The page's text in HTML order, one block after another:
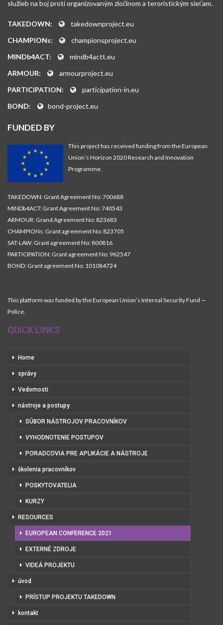
služieb na boj proti organizovaným zločinom a teroristickým sieťam.
TAKEDOWN:
takedownproject.eu
CHAMPIONs:
championsproject.eu
MINDb4ACT:
mindb4actt.eu
ARMOUR:
armourproject.eu
PARTICIPATION:
participation-in.eu
BOND:
bond-project.eu
FUNDED BY
This project has received funding from the European
Union’s Horizon 2020 Research and Innovation
Programme.
TAKEDOWN: Grant Agreement No: 700688
MINDb4ACT: Grant Agreement No: 740543
ARMOUR: Grand Agreement No: 823683
CHAMPIONs: Grant agreement No: 823705
SAT-LAW: Grant agreement No: 800816
PARTICIPATION: Grant agreement No: 962547
BOND: Grant agreement No: 101084724
This platform was funded by the European Union’s Internal Security Fund —
Police.
QUICK LINKS
Home
správy
Vedomosti
nástroje a postupy
SÚBOR NÁSTROJOV PRACOVNÍKOV
VYHODNOTENIE POSTUPOV
PORADCOVIA PRE APLIKÁCIE A NÁSTROJE
školenia pracovníkov
POSKYTOVATELIA
KURZY
RESOURCES
EUROPEAN CONFERENCE 2021
EXTERNÉ ZDROJE
VIDEÁ PROJEKTU
úvod
PRÍSTUP PROJEKTU TAKEDOWN
kontakt